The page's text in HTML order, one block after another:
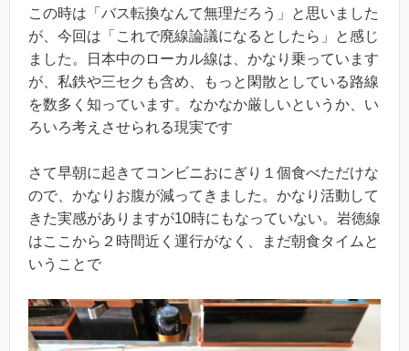
この時は「バス転換なんて無理だろう」と思いました
が、今回は「これで廃線論議になるとしたら」と感じ
ました。日本中のローカル線は、かなり乗っています
が、私鉄や三セクも含め、もっと閑散としている路線
を数多く知っています。なかなか厳しいというか、い
ろいろ考えさせられる現実です
さて早朝に起きてコンビニおにぎり１個食べただけな
ので、かなりお腹が減ってきました。かなり活動して
きた実感がありますが10時にもなっていない。岩徳線
はここから２時間近く運行がなく、まだ朝食タイムと
いうことで